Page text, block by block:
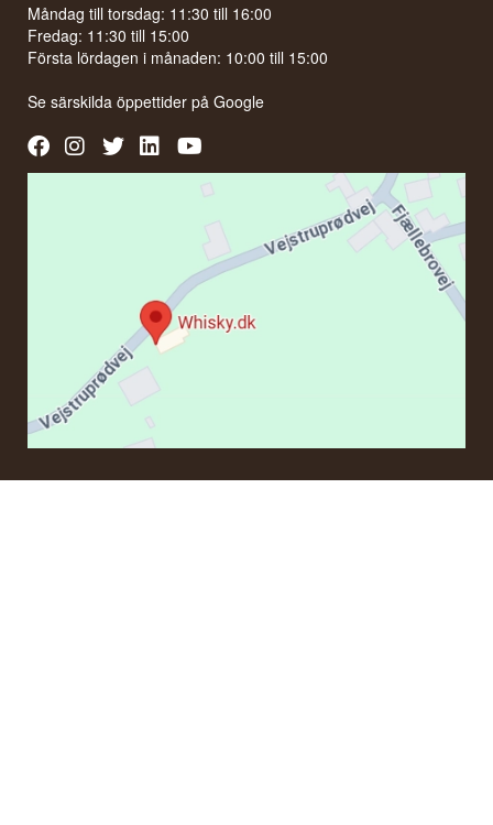
Måndag till torsdag: 11:30 till 16:00
Fredag: 11:30 till 15:00
Första lördagen i månaden: 10:00 till 15:00
Se särskilda öppettider påGoogle
KONTAKT